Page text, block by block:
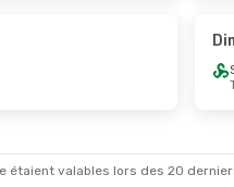
- Lun.
SHA - TPE
étaient valables lors des 20